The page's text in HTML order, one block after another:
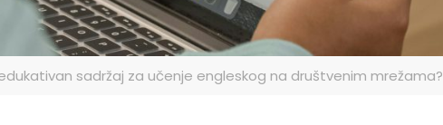
sadržaj za učenje engleskog na društvenim mrežama?